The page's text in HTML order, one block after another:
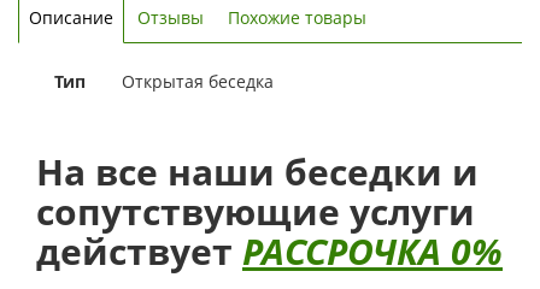
Описание Отзывы Похожие товары
Тип Открытая беседка
На все наши беседки и
сопутствующие услуги
действует РАССРОЧКА 0%